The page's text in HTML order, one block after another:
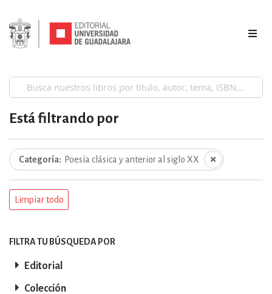
Está filtrando por
Categoría Poesía clásica y anterior al siglo XX
Limpiar todo
FILTRA TU BÚSQUEDA POR
Editorial
Colección